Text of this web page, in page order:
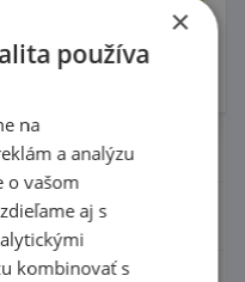
×
používa
na
a analýzu
o vašom
aj s
kombinovať s